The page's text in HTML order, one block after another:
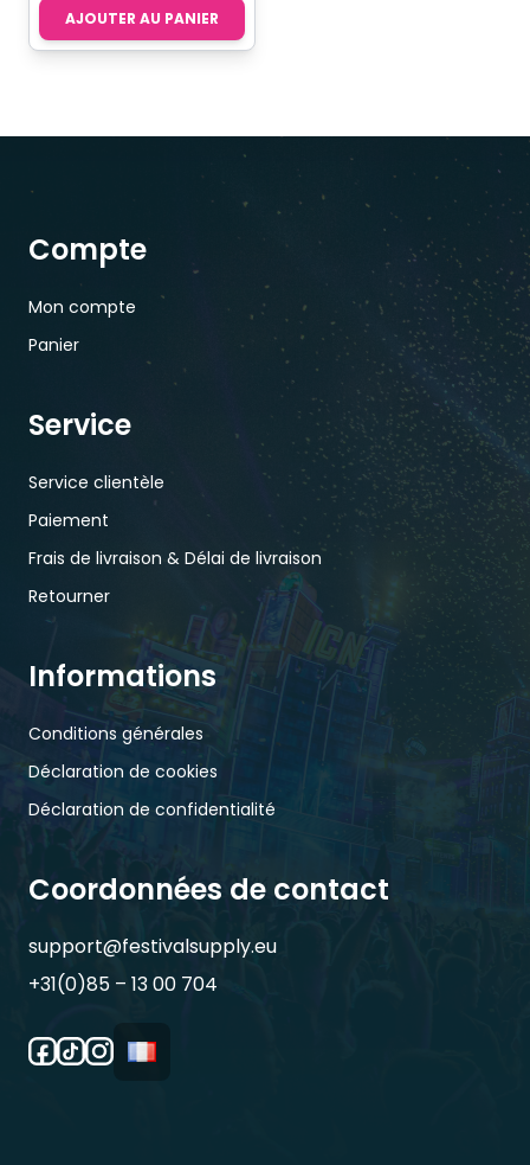
AJOUTER AU PANIER
Compte
Mon compte
Panier
Service
Service clientèle
Paiement
Frais de livraison & Délai de livraison
Retourner
Informations
Conditions générales
Déclaration de cookies
Déclaration de confidentialité
Coordonnées de contact
support@festivalsupply.eu
+31(0)85 – 13 00 704